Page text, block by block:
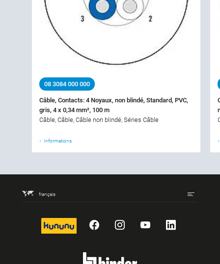
08 3084 000 000
Câble, Contacts: 4 Noyaux, non blindé, Standard, PVC,
gris, 4 x 0,34 mm², 100 m
Câble, Câble, Câble non blindé, Séries Câble
Informations
français
kununu FacebookInstagram
YouTubeLinkedIn